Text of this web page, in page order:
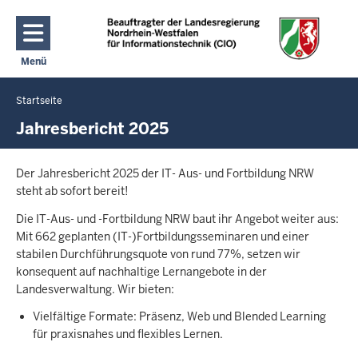
Direkt zum Inhalt
Menü
Navigation aktivieren/deaktivieren: Hauptmenü
Sie
befinden
Startseite
Jahresbericht 2025
Der Jahresbericht 2025 der IT- Aus- und Fortbildung NRW
steht ab sofort bereit!
Die IT-Aus- und -Fortbildung NRW baut ihr Angebot weiter aus:
Mit 662 geplanten (IT-)Fortbildungsseminaren und einer
stabilen Durchführungsquote von rund 77%, setzen wir
konsequent auf nachhaltige Lernangebote in der
Landesverwaltung. Wir bieten:
Vielfältige Formate: Präsenz, Web und Blended Learning
für praxisnahes und flexibles Lernen.